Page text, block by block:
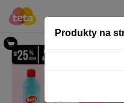
Produkty na